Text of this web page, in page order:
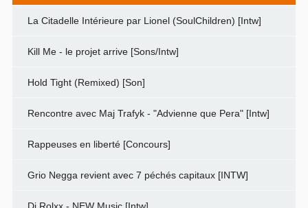
La Citadelle Intérieure par Lionel (SoulChildren) [Intw]
Kill Me - le projet arrive [Sons/Intw]
Hold Tight (Remixed) [Son]
Rencontre avec Maj Trafyk - "Advienne que Pera" [Intw]
Rappeuses en liberté [Concours]
Grio Negga revient avec 7 péchés capitaux [INTW]